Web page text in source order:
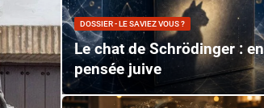
DOSSIER - LE SAVIEZ VOUS ?
Le chat de Schrödinger :
pensée juive